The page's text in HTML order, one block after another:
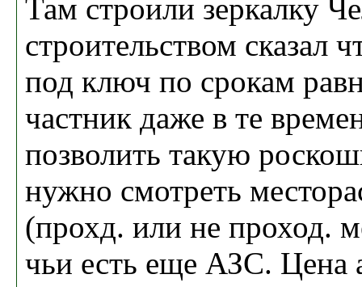
Там строили зеркалку
строительством сказал
под ключ по срокам
частник даже в те
позволить такую
нужно смотреть
(прохд. или не проход.
чьи есть еще АЗС. Цена